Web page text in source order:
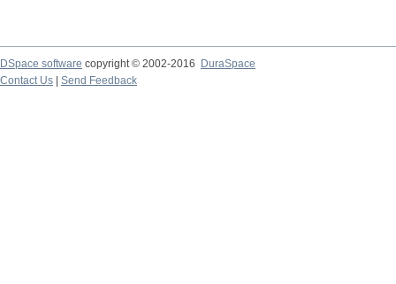
DSpace software copyright © 2002-2016
DuraSpace
Contact Us
Send Feedback